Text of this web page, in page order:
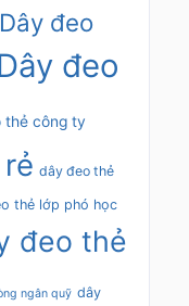
Dây đeo
đeo
thẻ công ty
dây đeo thẻ
thẻ lớp phó học
đeo thẻ
ngân quỹ dây